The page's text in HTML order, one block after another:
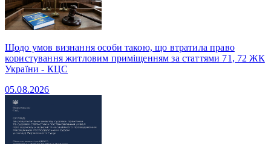
Щодо умов визнання особи такою, що втратила право
користування житловим приміщенням за статтями 71, 72 ЖК
України - КЦС
05.08.2026